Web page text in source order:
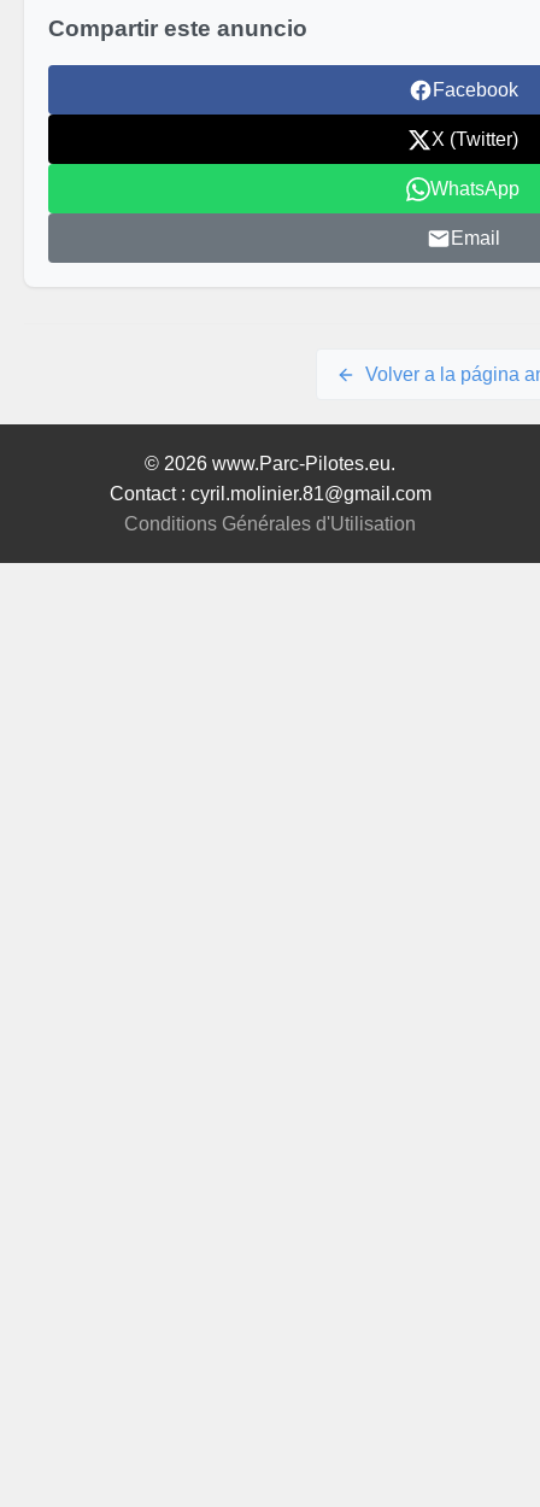
Compartir este anuncio
Facebook
X (Twitter)
WhatsApp
Email
Volver a la página
© 2026 www.Parc-Pilotes.eu.
Contact : cyril.molinier.81@gmail.com
Conditions Générales d'Utilisation